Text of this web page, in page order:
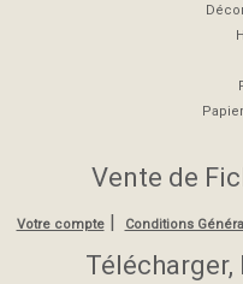
Vente de
Votre compte| Conditions